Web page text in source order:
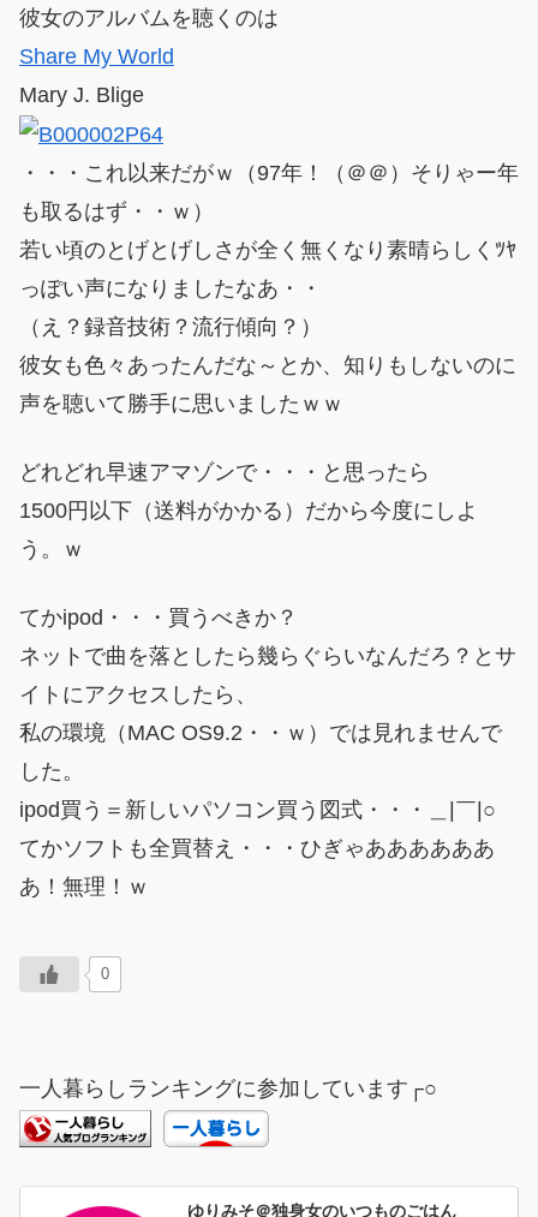
彼女のアルバムを聴くのは
Share My World
Mary J. Blige
・・・これ以来だがｗ（97年！（＠＠）そりゃー年
も取るはず・・ｗ）
若い頃のとげとげしさが全く無くなり素晴らしくﾂﾔ
っぽい声になりましたなあ・・
（え？録音技術？流行傾向？）
彼女も色々あったんだな～とか、知りもしないのに
声を聴いて勝手に思いましたｗｗ
どれどれ早速アマゾンで・・・と思ったら
1500円以下（送料がかかる）だから今度にしよ
う。ｗ
てかipod・・・買うべきか？
ネットで曲を落としたら幾らぐらいなんだろ？とサ
イトにアクセスしたら、
私の環境（MAC OS9.2・・ｗ）では見れませんで
した。
ipod買う＝新しいパソコン買う図式・・・＿|￣|○
てかソフトも全買替え・・・ひぎゃああああああ
あ！無理！ｗ
0
一人暮らしランキングに参加しています┌○
ゆりみそ＠独身女のいつものごはん